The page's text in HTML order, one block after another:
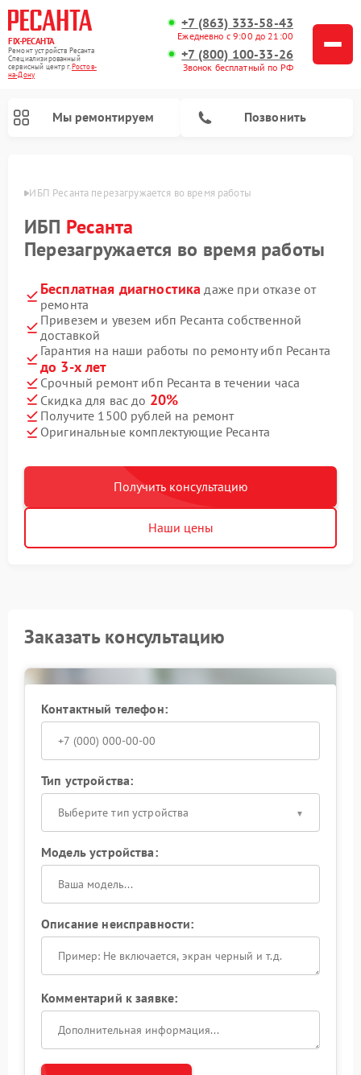
FIX-РЕСАНТА
Ремонт устройств Ресанта
Специализированный
cервисный центр г.Ростов-
на-Дону
+7 (863) 333-58-43
Ежедневно с 9:00 до 21:00
+7 (800) 100-33-26
Звонок бесплатный по РФ
Мы ремонтируем Позвонить
Дону ИБП Ресанта перезагружается во время работы
ИБП Ресанта
Перезагружается во время работы
Бесплатная диагностика даже при отказе от
ремонта
Привезем и увезем ибп Ресанта собственной
доставкой
Гарантия на наши работы по ремонту ибп Ресанта
до 3-х лет
Срочный ремонт ибп Ресанта в течении часа
Скидка для вас до 20%
Получите 1500 рублей на ремонт
Оригинальные комплектующие Ресанта
Получить консультацию
Наши цены
Заказать консультацию
Контактный телефон:
Тип устройства:
Выберите тип устройства
Модель устройства:
Описание неисправности:
Комментарий к заявке: